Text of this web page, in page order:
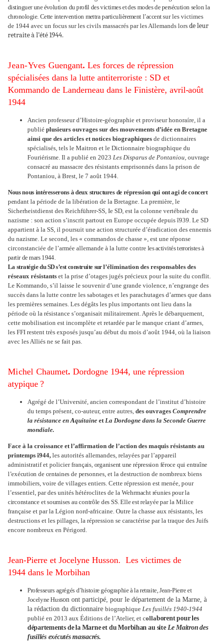
distinguer une évolution du profil des victimes et des modes de persécution selon la
chronologie. Cette intervention mettra particulièrement l’accentsur les victimes
de 1944 avec un focus sur les civils massacrés par les Allemands lors de leur
retraite à l’été 1944.
Jean-Yves Guengant. Les forces de répression
spécialisées dans la lutte antiterroriste : SD et
Kommando de Landerneau dans le Finistère, avril-août
1944
Ancien professeur d’Histoire-géographie et proviseur honoraíre, il a
publié plusieurs ouvrages sur des mouvements d’idée en Bretagne
ainsi que des articles et notices biographiques de dictionnaires
spécialisés, tels le Maitron et le Dictionnaire biographique du
Fouriérisme. Il a publié en 2023 Les Disparus de Pontaniou, ouvrage
consacré au massacre des résistants emprisonnés dans la prison de
Pontaniou, à Brest, le 7 août 1944.
Nous nous intéresserons à deux structures de répression qui ont agi de concert
pendant la période de la libération de la Bretagne. La première, le
Sicherheistdienst des Reichführer-SS, Ie SD, est la colonne vertébrale du
nazisme : son action s’inscrit partout en Europe occupée depuis î939. Le SD
appartient à la SS, il poursuit une action structurée d’éradication des ennemis
du nazisme. Le second, les « commandos de chasse », est une réponse
circonstanciée de l’armée allemande à la lutte contre les activités terroristes à
partir de mars 1944.
La stratégie du SD s’est construite surl’élimination des responsables des
réseaux résistants et la prise d’otages jugés précieux pour la suite du conflit.
Le Kommando, s’il laisse le souvenir d’une grande violence, n’engrange des
succès dans la lutte contre les sabotages et les parachutages d’armes que dans
les premières semaines. Les dégâts les plus importants ont lieu dans la
période où la résistance s’organisait militairement. Après le débarquement,
cette mobilisation est incomplète et retardée par le manque criant d’armes,
les FFI restent très exposés jusqu’au début du mois d’août 1944, où la liaison
avec les Alliés ne se fait pas.
Michel Chaumet. Dordogne 1944, une répression
atypique ?
Agrégé de l’Université, ancien correspondant de l’institut d’histoire
du temps présent, co-auteur, entre autres, des ouvrages Comprendre
la résistance enAquitaine etLa Dordogne dans la Seconde Guerre
mondiale.
Face à la croissance et l’affirmation de l’action des maquis résistants au
printemps î944, les autorités allemandes, relayées par l’appareil
administratif et policier français, organisent une répression féroce qui entraîne
l’exécution de centaines de personnes, et la destruction de nombreux biens
immobiliers, voire de villages entiers. Cette répression est menée, pour
l’essentiel, par des unités hétéroclites de la Wehrmacht réunies pour la
circonstance et soumises au contrôle des SS. Elle est relayéepar la Milice
française et par la Légion nord-africaine. Outre la chasse aux résistants, les
destructions et les pillages, la répression se caractérise par la traque des Juifs
encore nombreux en Périgord.
Jean-Pierre et Jocelyne Husson. Les victimes de
1944 dans le Morbihan
Professeurs agrégés d’histoire géographie à la retraite, Jean-Pierre et
Jocelyne Husson ont participé, pour le département de la Marne, à
la rédaction du dictionnaire biographique Les fusillés 1940-1944
publié en 2013 aux Éditions de l’Atelier, et collaborent pour les
départements de la Marne et du Morbihan au site Le Maitron des
fusillés exécutés massacrés.